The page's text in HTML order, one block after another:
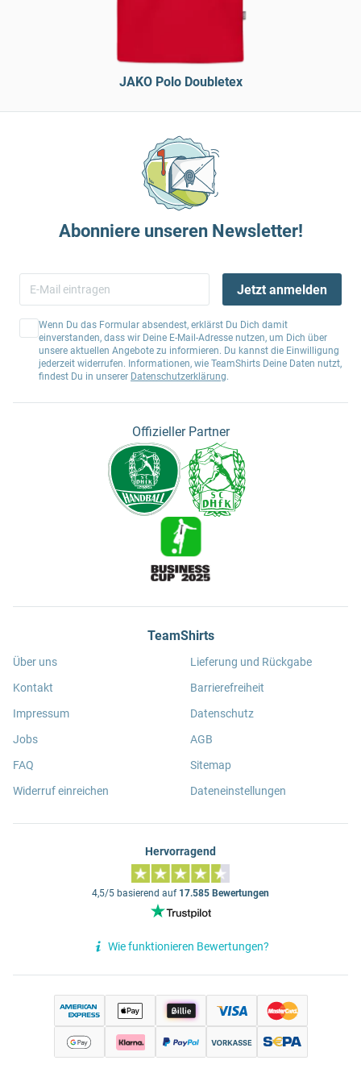
JAKO Polo Doubletex
Abonniere unseren Newsletter!
Jetzt anmelden
Wenn Du das Formular absendest, erklärst Du Dich damit
einverstanden, dass wir Deine E-Mail-Adresse nutzen, um Dich über
unsere aktuellen Angebote zu informieren. Du kannst die Einwilligung
jederzeit widerrufen. Informationen, wie TeamShirts Deine Daten nutzt,
findest Du in unserer Datenschutzerklärung.
Offizieller Partner
TeamShirts
Über uns
Kontakt
Impressum
Jobs
FAQ
Widerruf einreichen
Lieferung und Rückgabe
Barrierefreiheit
Datenschutz
AGB
Sitemap
Dateneinstellungen
Hervorragend
4,5/5 basierend auf 17.585 Bewertungen
Wie funktionieren Bewertungen?